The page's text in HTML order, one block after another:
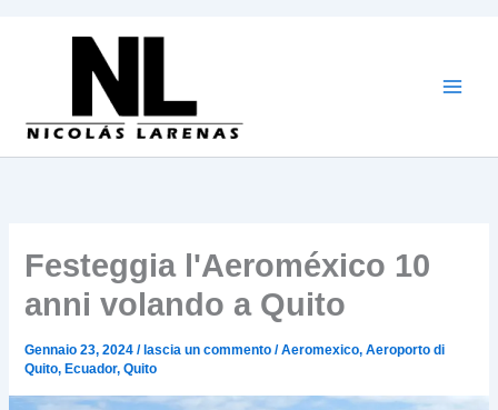
Festeggia l'Aeroméxico 10
anni volando a Quito
Gennaio 23, 2024/ lascia un commento /Aeromexico,Aeroporto di
Quito, Ecuador,Quito